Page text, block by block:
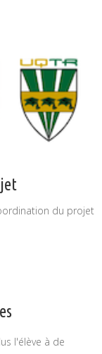
du projet
l'élève à de